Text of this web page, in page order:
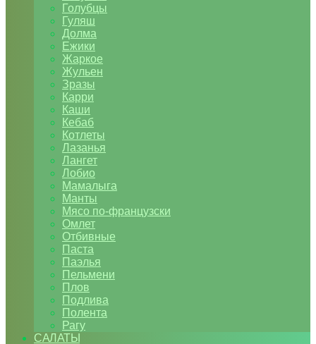
Голубцы
Гуляш
Долма
Ежики
Жаркое
Жульен
Зразы
Карри
Каши
Кебаб
Котлеты
Лазанья
Лангет
Лобио
Мамалыга
Манты
Мясо по-французски
Омлет
Отбивные
Паста
Паэлья
Пельмени
Плов
Подлива
Полента
Рагу
САЛАТЫ